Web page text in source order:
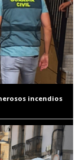
incendios